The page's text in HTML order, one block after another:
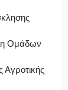
Ομάδων
Αγροτικής